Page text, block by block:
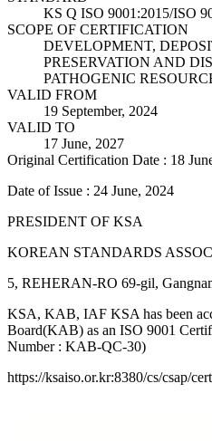
KS Q ISO 9001:2015/ISO
SCOPE OF CERTIFICATION
DEVELOPMENT,
PRESERVATION AND
PATHOGENIC
VALID FROM
19 September, 2024
VALID TO
17 June, 2027
Original Certification Date : 18
Date of Issue : 24 June, 2024
PRESIDENT OF KSA
KOREAN STANDARDS
5, REHERAN-RO 69-gil,
KSA, KAB, IAF KSA has been
Board(KAB) as an ISO 9001
Number : KAB-QC-30)
https://ksaiso.or.kr:8380/cs/csap/